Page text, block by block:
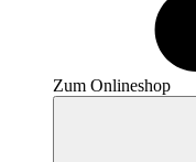
Zum Onlineshop